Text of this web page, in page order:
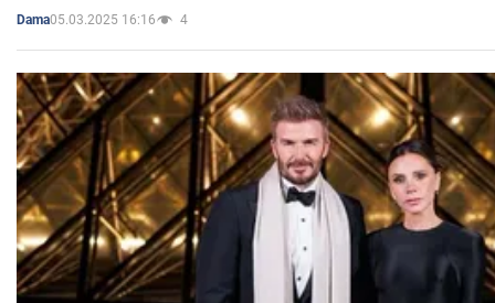
Dama05.03.2025 16:16 4